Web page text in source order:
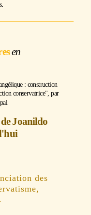
: construction
conservatrice", par
Joanildo
des